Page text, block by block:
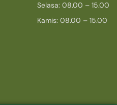
Selasa: 08.00 – 15.00
Kamis: 08.00 – 15.00